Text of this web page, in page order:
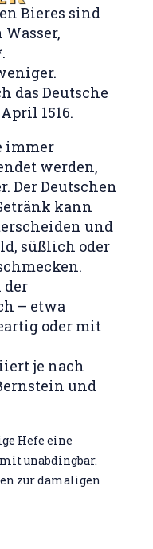
Bieres sind
das Deutsche
1516.
immer
werden,
Der Deutschen
kann
und
süßlich oder
der
– etwa
oder mit
je nach
und
Hefe eine
unabdingbar.
zur damaligen